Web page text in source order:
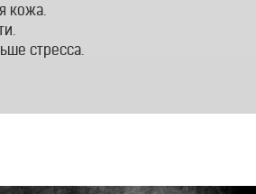
кожа.
стресса.